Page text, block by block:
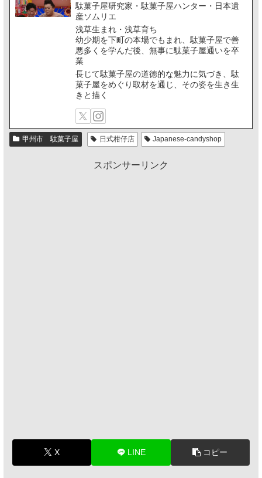
駄菓子屋研究家・駄菓子屋ハンター・日本遺
産ソムリエ
浅草生まれ・浅草育ち
幼少期を下町の本場でもまれ、駄菓子屋で善
悪多くを学んだ後、無事に駄菓子屋通いを卒
業
長じて駄菓子屋の道徳的な魅力に気づき、駄
菓子屋をめぐり取材を通じ、その姿を生き生
きと描く
甲州市 駄菓子屋 日式柑仔店 Japanese-candyshop
スポンサーリンク
X LINE コピー